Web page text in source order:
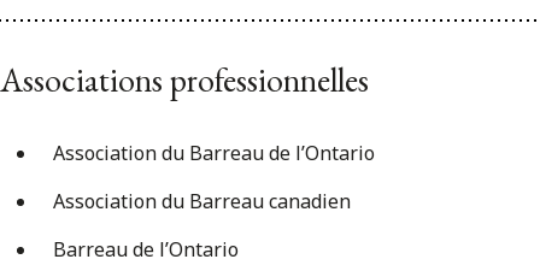
Associations professionnelles
Association du Barreau de l’Ontario
Association du Barreau canadien
Barreau de l’Ontario